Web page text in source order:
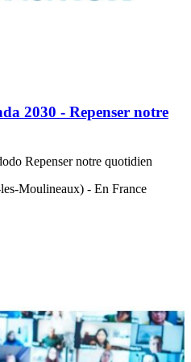
2030 - Repenser notre
Repenser notre quotidien
Moulineaux) - En France